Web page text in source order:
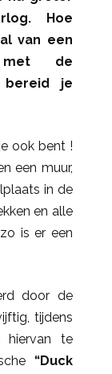
Hoe
van een
met de
je
ook bent !
een muur,
in de
en alle
is er een
door de
tijdens
hiervan te
“Duck